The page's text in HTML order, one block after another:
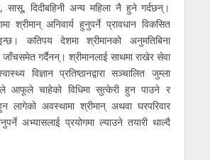
दिदीबहिनी अन्य महिला नै हुने गर्दछन्।
श्रीमान् अनिवार्य हुनुपर्ने प्रावधान विकसित
कतिपय देशमा श्रीमानको अनुमतिबिना
गर्दैनन्। श्रीमानलाई साथमा राखेर सेवा
विज्ञान प्रतिष्ठानद्वारा सञ्चालित जुम्ला
आफूले चाहेको विधिमा सुत्केरी हुन पाउने र
लागेको अवस्थामा श्रीमान् अथवा घरपरिवार
अभ्यासलाई प्रयोगमा ल्याउने तयारी थाल्दै